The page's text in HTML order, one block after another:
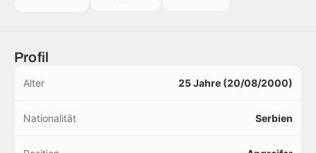
Profil
Alter 25 Jahre (20/08/2000)
Nationalität Serbien